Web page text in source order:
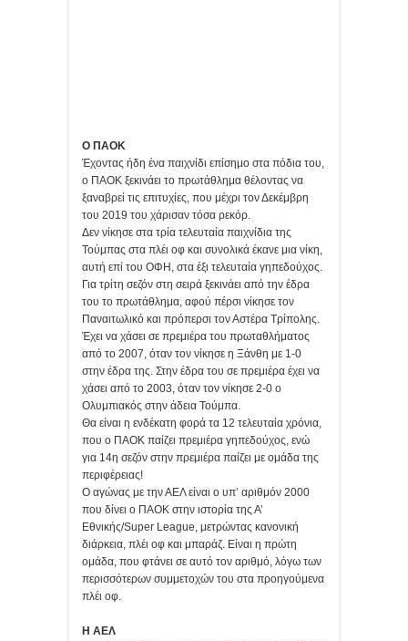
Ο ΠΑΟΚ
Έχοντας ήδη ένα παιχνίδι επίσημο στα πόδια του,
ο ΠΑΟΚ ξεκινάει το πρωτάθλημα θέλοντας να
ξαναβρεί τις επιτυχίες, που μέχρι τον Δεκέμβρη
του 2019 του χάρισαν τόσα ρεκόρ.
Δεν νίκησε στα τρία τελευταία παιχνίδια της
Τούμπας στα πλέι οφ και συνολικά έκανε μια νίκη,
αυτή επί του ΟΦΗ, στα έξι τελευταία γηπεδούχος.
Για τρίτη σεζόν στη σειρά ξεκινάει από την έδρα
του το πρωτάθλημα, αφού πέρσι νίκησε τον
Παναιτωλικό και πρόπερσι τον Αστέρα Τρίπολης.
Έχει να χάσει σε πρεμιέρα του πρωταθλήματος
από το 2007, όταν τον νίκησε η Ξάνθη με 1-0
στην έδρα της. Στην έδρα του σε πρεμιέρα έχει να
χάσει από το 2003, όταν τον νίκησε 2-0 ο
Ολυμπιακός στην άδεια Τούμπα.
Θα είναι η ενδέκατη φορά τα 12 τελευταία χρόνια,
που ο ΠΑΟΚ παίζει πρεμιέρα γηπεδούχος, ενώ
για 14η σεζόν στην πρεμιέρα παίζει με ομάδα της
περιφέρειας!
Ο αγώνας με την ΑΕΛ είναι ο υπ’ αριθμόν 2000
που δίνει ο ΠΑΟΚ στην ιστορία της Α’
Εθνικής/Super League, μετρώντας κανονική
διάρκεια, πλέι οφ και μπαράζ. Είναι η πρώτη
ομάδα, που φτάνει σε αυτό τον αριθμό, λόγω των
περισσότερων συμμετοχών του στα προηγούμενα
πλέι οφ.
Η ΑΕΛ